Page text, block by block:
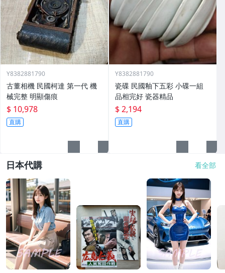
Y8382881790
古董相機 民國柯達 第一代 機
械完整 明顯傷痕
$ 10,978
直購
Y8382881790
瓷碟 民國釉下五彩 小碟一組
品相完好 瓷器精品
$ 2,194
直購
日本代購 看全部